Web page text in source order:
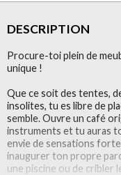
DESCRIPTION
Procure-toi plein de
unique !
Que ce soit des tentes,
insolites, tu es libre de
semble. Ouvre un café
instruments et tu auras
envie de sensations
inaugurer ton propre
une piscine ou de cribler